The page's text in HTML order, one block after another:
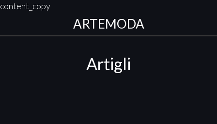
content_copy
ARTEMODA
Artigli